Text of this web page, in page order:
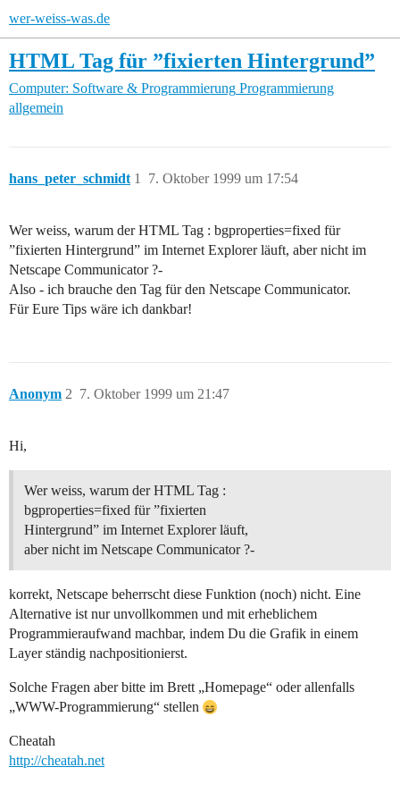
wer-weiss-was.de
HTML Tag für ”fixierten Hintergrund”
Computer: Software & Programmierung Programmierung
allgemein
hans_peter_schmidt 7. Oktober 1999 um 17:54
1
Wer weiss, warum der HTML Tag : bgproperties=fixed für
”fixierten Hintergrund” im Internet Explorer läuft, aber nicht im
Netscape Communicator ?-
Also - ich brauche den Tag für den Netscape Communicator.
Für Eure Tips wäre ich dankbar!
Anonym 7. Oktober 1999 um 21:47
2
Hi,
Wer weiss, warum der HTML Tag :
bgproperties=fixed für ”fixierten
Hintergrund” im Internet Explorer läuft,
aber nicht im Netscape Communicator ?-
korrekt, Netscape beherrscht diese Funktion (noch) nicht. Eine
Alternative ist nur unvollkommen und mit erheblichem
Programmieraufwand machbar, indem Du die Grafik in einem
Layer ständig nachpositionierst.
Solche Fragen aber bitte im Brett „Homepage“ oder allenfalls
„WWW-Programmierung“ stellen
Cheatah
http://cheatah.net